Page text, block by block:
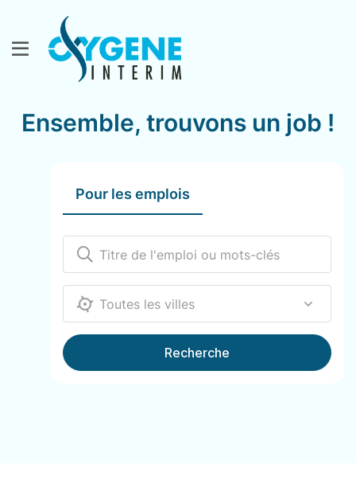
Ensemble, trouvons un job !
Pour les emplois
12000
Recherche